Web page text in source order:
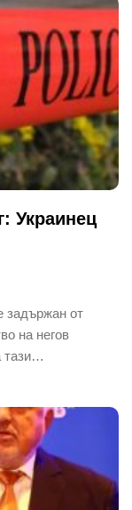
Украинец
задържан от
на негов
тази…